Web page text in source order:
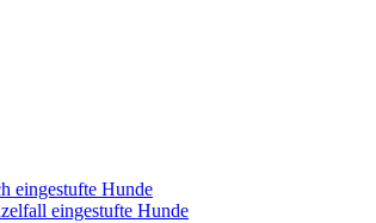
eingestufte Hunde
eingestufte Hunde